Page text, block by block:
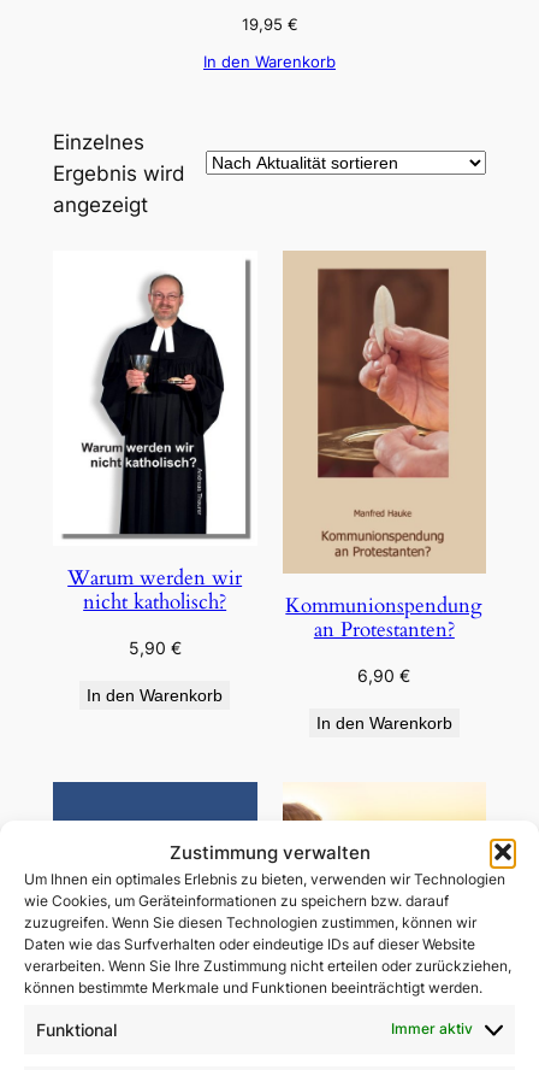
Zustimmung verwalten
Um Ihnen ein optimales Erlebnis zu bieten, verwenden wir Technologien
wie Cookies, um Geräteinformationen zu speichern bzw. darauf
zuzugreifen. Wenn Sie diesen Technologien zustimmen, können wir
Daten wie das Surfverhalten oder eindeutige IDs auf dieser Website
verarbeiten. Wenn Sie Ihre Zustimmung nicht erteilen oder zurückziehen,
können bestimmte Merkmale und Funktionen beeinträchtigt werden.
Funktional Immer aktiv
19,95 €
In den Warenkorb
Einzelnes
Ergebnis wird
angezeigt
Warum werden wir
nicht katholisch?
5,90 €
In den Warenkorb
Kommunionspendung
an Protestanten?
6,90€
In den Warenkorb